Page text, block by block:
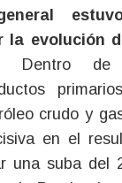
la evolución
Dentro de
crudo y
en el
una suba del